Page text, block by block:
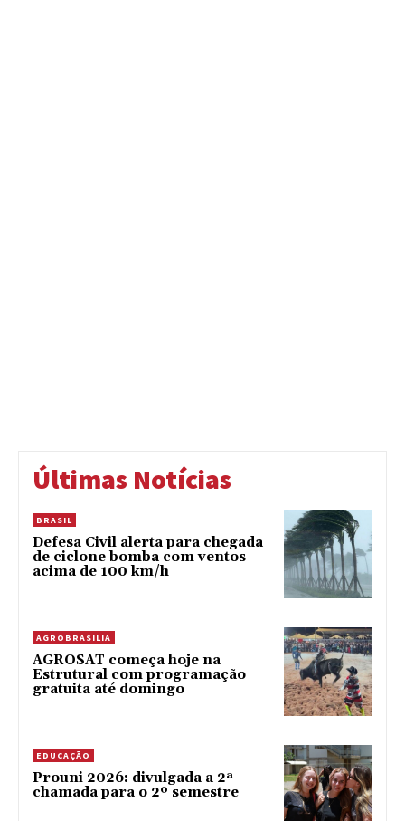
Últimas Notícias
BRASIL
Defesa Civil alerta para chegada
de ciclone bomba com ventos
acima de 100 km/h
AGROBRASILIA
AGROSAT começa hoje na
Estrutural com programação
gratuita até domingo
EDUCAÇÃO
Prouni 2026: divulgada a 2ª
chamada para o 2º semestre